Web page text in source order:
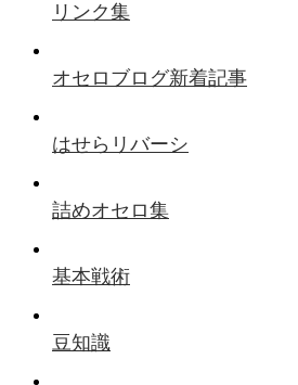
リンク集
オセロブログ新着記事
はせらリバーシ
詰めオセロ集
基本戦術
豆知識